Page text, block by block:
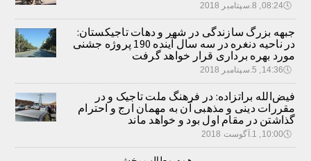
🕔08:24, 8.سپتامبر 2018
جبهه بزرگ سازندگی در شهر و دهات تاجیکستان:
در ناحیه دنغره در سه سال آینده 190 پروژه جشنی
مورد بهره برداری قرار خواهد گرفت
🕔14:36, 5.سپتامبر 2018
فیض‌الله براتزاده: در فرهنگ ملت تاجیک و در
مقررات دینی و مذهبی آن به مهمان ارج و احترام
گذاشتن در مقام اول بود و خواهد ماند
🕔10:00, 1.آگوست 2018